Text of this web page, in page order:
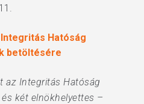
Hatóság
betöltésére
az Integritás Hatóság
két elnökhelyettes –